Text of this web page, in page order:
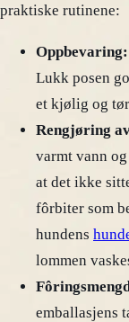
praktiske rutinene:
Oppbevaring:
Lukk posen
et kjølig og
Rengjøring
varmt vann
at det ikke
fôrbiter som
hundens
lommen
emballasjens